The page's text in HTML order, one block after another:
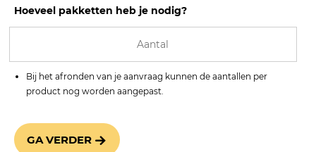
Vanaf € 10,70
Hoeveel pakketten heb je nodig?
Bij het afronden van je aanvraag kunnen de aantallen per
product nog worden aangepast.
GA VERDER